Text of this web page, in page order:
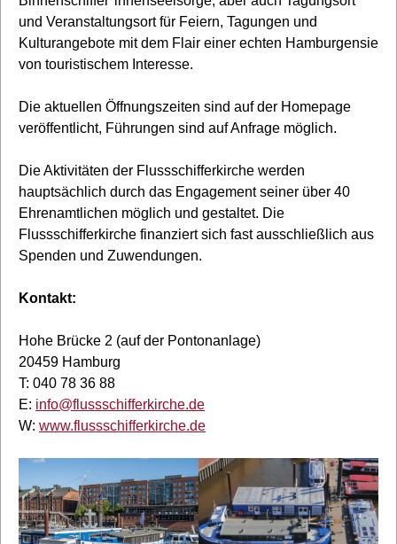
und Veranstaltungsort für Feiern, Tagungen und
Kulturangebote mit dem Flair einer echten Hamburgensie
von touristischem Interesse.
Die aktuellen Öffnungszeiten sind auf der Homepage
veröffentlicht, Führungen sind auf Anfrage möglich.
Die Aktivitäten der Flussschifferkirche werden
hauptsächlich durch das Engagement seiner über 40
Ehrenamtlichen möglich und gestaltet. Die
Flussschifferkirche finanziert sich fast ausschließlich aus
Spenden und Zuwendungen.
Kontakt:
Hohe Brücke 2 (auf der Pontonanlage)
20459 Hamburg
T: 040 78 36 88
E: info@flussschifferkirche.de
W: www.flussschifferkirche.de